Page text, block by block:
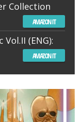
Collection
AMAZON IT
(ENG):
AMAZON IT